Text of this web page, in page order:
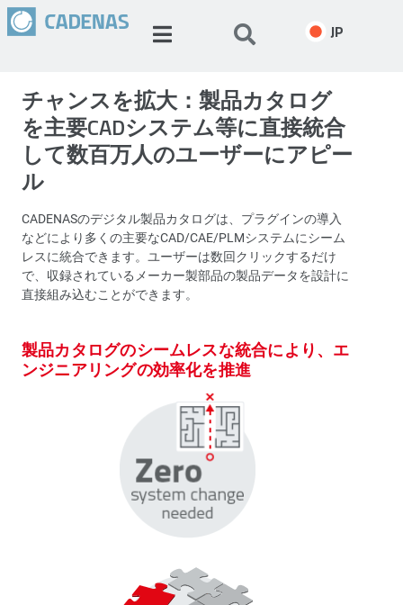
JP
チャンスを拡大：製品カタログ
を主要CADシステム等に直接統合
して数百万人のユーザーにアピー
ル
CADENASのデジタル製品カタログは、プラグインの導入
などにより多くの主要なCAD/CAE/PLMシステムにシーム
レスに統合できます。ユーザーは数回クリックするだけ
で、収録されているメーカー製部品の製品データを設計に
直接組み込むことができます。
製品カタログのシームレスな統合により、エ
ンジニアリングの効率化を推進